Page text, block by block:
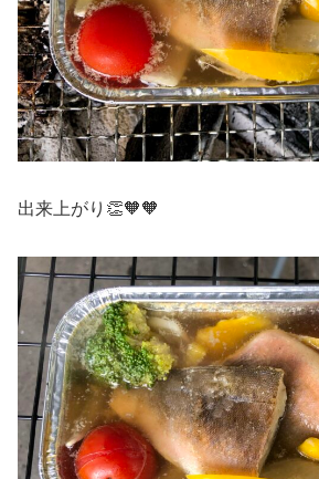
出来上がり👏🧡🧡